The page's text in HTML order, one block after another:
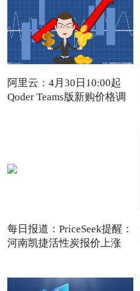
阿里云：4月30日10:00起
Qoder Teams版新购价格调
每日报道：PriceSeek提醒：
河南凯捷活性炭报价上涨